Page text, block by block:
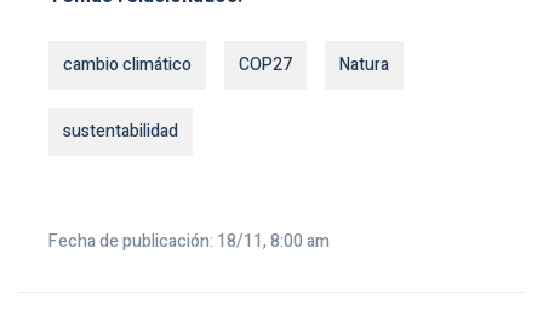
cambio climático COP27 Natura
sustentabilidad
Fecha de publicación: 18/11, 8:00 am